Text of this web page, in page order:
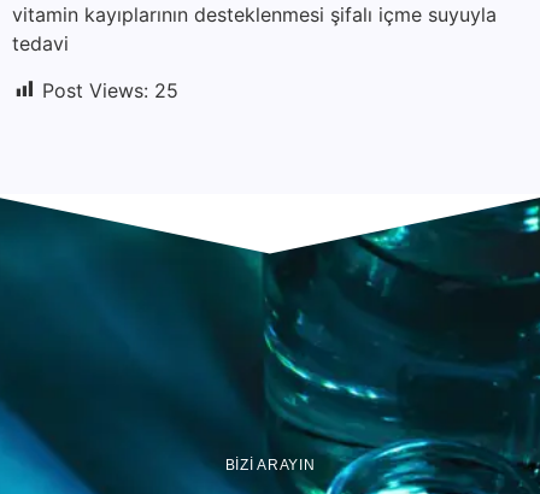
vitamin kayıplarının desteklenmesi şifalı içme suyuyla
tedavi
Post Views: 25
BİZİ ARAYIN